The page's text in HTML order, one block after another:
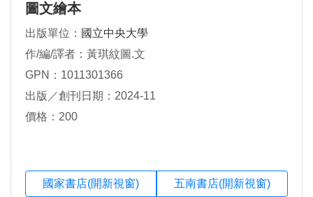
圖文繪本
出版單位： 國立中央大學
作/編/譯者：黃琪紋圖.文
GPN：1011301366
出版／創刊日期：2024-11
價格：200
國家書店(開新視窗) 五南書店(開新視窗)